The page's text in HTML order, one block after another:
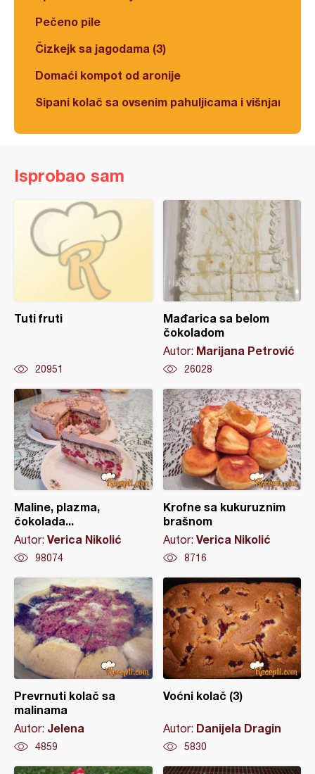
Pečeno pile
Čizkejk sa jagodama (3)
Domaći kompot od aronije
Sipani kolač sa ovsenim pahuljicama i višnjama
Isprobao sam
Tuti fruti
20951
Mađarica sa belom
čokoladom
Autor: Marijana Petrović
26028
Maline, plazma,
čokolada...
Autor: Verica Nikolić
98074
Krofne sa kukuruznim
brašnom
Autor: Verica Nikolić
8716
Prevrnuti kolač sa
malinama
Autor: Jelena
4859
Voćni kolač (3)
Autor: Danijela Dragin
5830